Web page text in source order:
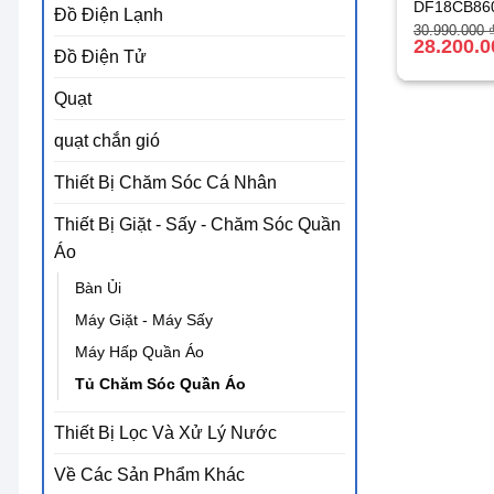
Đồ Điện Lạnh
Đồ Điện Tử
Quạt
quạt chắn gió
Thiết Bị Chăm Sóc Cá Nhân
Thiết Bị Giặt - Sấy - Chăm Sóc Quần
Áo
Bàn Ủi
Máy Giặt - Máy Sấy
Máy Hấp Quần Áo
Tủ Chăm Sóc Quần Áo
Thiết Bị Lọc Và Xử Lý Nước
Về Các Sản Phẩm Khác
30.990.000
Giá
gốc
Giá
hiện
28.200.000